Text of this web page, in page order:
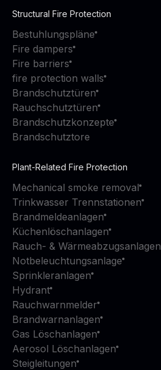
Structural Fire Protection
Bestuhlungspläne
Fire dampers
Fire barriers
fire protection walls
Brandschutztüren
Rauchschutztüren
Brandschutzkonzepte
Brandschutztore
Plant-Related Fire Protection
Mechanical smoke removal
Trinkwasser Trennstationen
Brandmeldeanlagen
Küchenlöschanlagen
Rauch- & Wärmeabzugsanlagen
Notbeleuchtungsanlage
Sprinkleranlagen
Hydrant
Rauchwarnmelder
Brandwarnanlagen
Gas Löschanlagen
Aerosol Löschanlagen
Steigleitungen